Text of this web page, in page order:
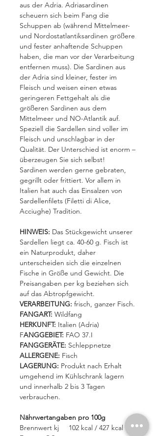
aus der Adria. Adriasardinen
scheuern sich beim Fang die
Schuppen ab (während Mittelmeer-
und Nordostatlantiksardinen größere
und fester anhaftende Schuppen
haben, die man vor der Verarbeitung
entfernen muss). Die Sardinen aus
der Adria sind kleiner, fester im
Fleisch und weisen einen etwas
geringeren Fettgehalt als die
größeren Sardinen aus dem
Mittelmeer und NO-Atlantik auf.
Speziell die Sardellen sind voller im
Fleisch und unschlagbar in der
Qualität. Der Unterschied ist enorm –
überzeugen Sie sich selbst!
Sardinen werden gerne gebraten,
gegrillt oder frittiert. Vor allem in
Italien hat auch das Einsalzen von
Sardellenfilets (Filetti di Alice,
Acciughe) Tradition.
HINWEIS: Das Stückgewicht unserer
Sardellen liegt ca. 40-60 g. Fisch ist
ein Naturprodukt, daher
unterscheiden sich die einzelnen
Fische in Größe und Gewicht. Die
Preisangaben per kg beziehen sich
auf das Abtropfgewicht.
VERARBEITUNG: frisch, ganzer Fisch.
FANGART: Wildfang
HERKUNFT: Italien (Adria)
FANGGEBIET: FAO 37.I
FANGGERÄTE: Schleppnetze
ALLERGENE: Fisch
LAGERUNG: Produkt nach Erhalt
umgehend im Kühlschrank lagern
und innerhalb 2 bis 3 Tagen
verbrauchen.
Nährwertangaben pro 100g
Brennwert kj 102 kcal / 427 kcal